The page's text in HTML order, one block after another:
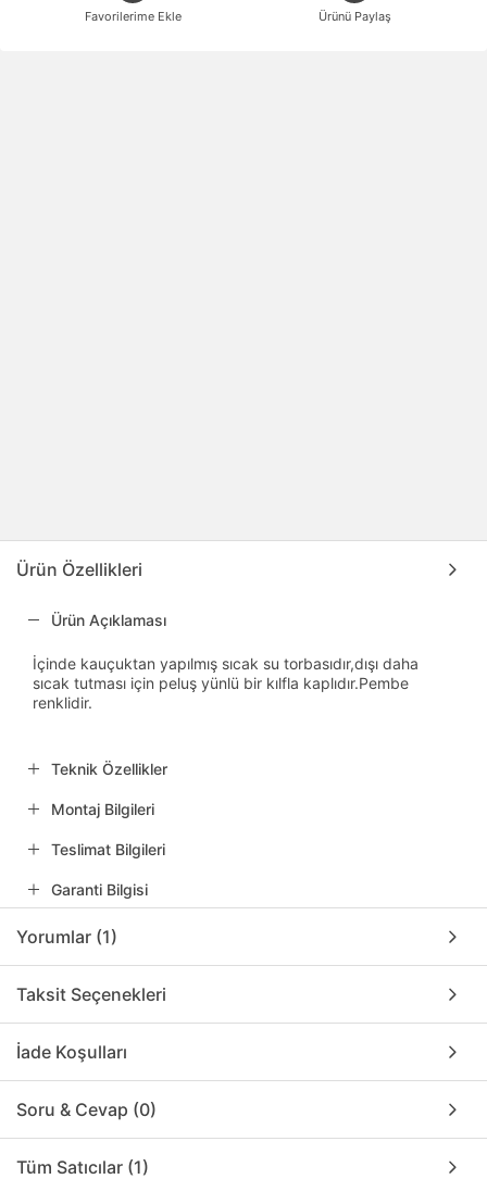
Favorilerime Ekle Ürünü Paylaş
Ürün Özellikleri
Ürün Açıklaması
İçinde kauçuktan yapılmış sıcak su torbasıdır,dışı daha
sıcak tutması için peluş yünlü bir kılfla kaplıdır.Pembe
renklidir.
Teknik Özellikler
Montaj Bilgileri
Teslimat Bilgileri
Garanti Bilgisi
Yorumlar (1)
Taksit Seçenekleri
İade Koşulları
Soru & Cevap (0)
Tüm Satıcılar (1)